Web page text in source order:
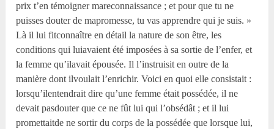
prix t’en témoigner mareconnaissance ; et pour que tu ne
puisses douter de mapromesse, tu vas apprendre qui je suis. »
Là il lui fitconnaître en détail la nature de son être, les
conditions qui luiavaient été imposées à sa sortie de l’enfer, et
la femme qu’ilavait épousée. Il l’instruisit en outre de la
manière dont ilvoulait l’enrichir. Voici en quoi elle consistait :
lorsqu’ilentendrait dire qu’une femme était possédée, il ne
devait pasdouter que ce ne fût lui qui l’obsédât ; et il lui
promettaitde ne sortir du corps de la possédée que lorsque lui,